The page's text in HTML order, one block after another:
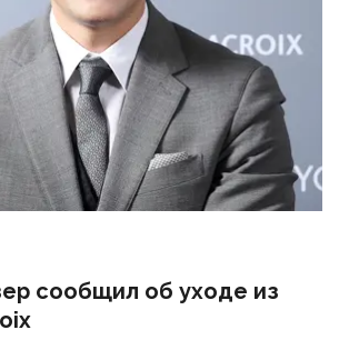
сообщил об уходе из